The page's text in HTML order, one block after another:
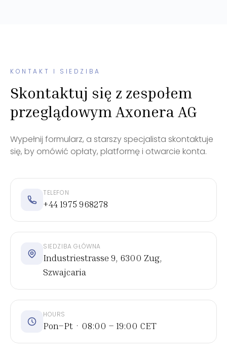
KONTAKT I SIEDZIBA
Skontaktuj się z zespołem
przeglądowym Axonera AG
Wypełnij formularz, a starszy specjalista skontaktuje
się, by omówić opłaty, platformę i otwarcie konta.
TELEFON
+44 1975 968278
SIEDZIBA GŁÓWNA
Industriestrasse 9, 6300 Zug,
Szwajcaria
HOURS
Pon–Pt · 08:00 – 19:00 CET